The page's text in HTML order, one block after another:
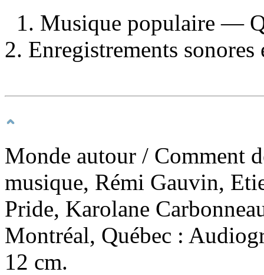
1. Musique populaire —
2. Enregistrements
Monde autour / Comment
musique, Rémi Gauvin,
Pride, Karolane
Montréal, Québec :
12 cm.